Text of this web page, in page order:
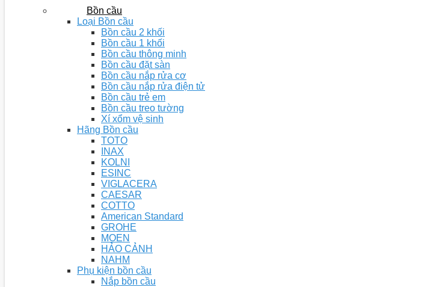
Bồn cầu
Loại Bồn cầu
Bồn cầu 2 khối
Bồn cầu 1 khối
Bồn cầu thông minh
Bồn cầu đặt sàn
Bồn cầu nắp rửa cơ
Bồn cầu nắp rửa điện tử
Bồn cầu trẻ em
Bồn cầu treo tường
Xí xổm vệ sinh
Hãng Bồn cầu
TOTO
INAX
KOLNI
ESINC
VIGLACERA
CAESAR
COTTO
American Standard
GROHE
MOEN
HẢO CẢNH
NAHM
Phụ kiện bồn cầu
Nắp bồn cầu